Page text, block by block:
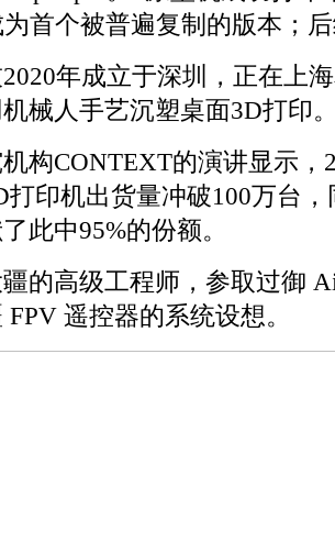
首个被普遍复制的版本；
年成立于深圳，正在上海
械人手艺沉塑桌面3D打印
CONTEXT的演讲显示，
打印机出货量冲破100万台
此中95%的份额。
高级工程师，参取过御
遥控器的系统设想。